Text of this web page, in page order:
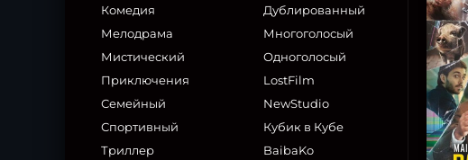
Комедия
Мелодрама
Мистический
Приключения
Семейный
Спортивный
Триллер
Дублированный
Многоголосый
Одноголосый
LostFilm
NewStudio
Кубик в Кубе
BaibaKo